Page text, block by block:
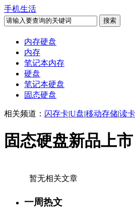
手机生活
内存硬盘
内存
笔记本内存
硬盘
笔记本硬盘
固态硬盘
相关频道： 闪存卡|U盘|移动存储|读
固态硬盘新品上市
暂无相关文章
一周热文